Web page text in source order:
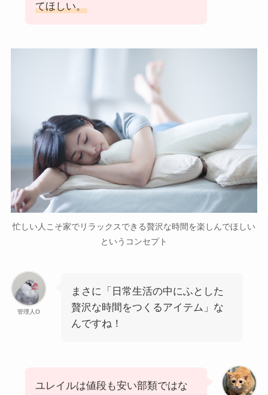
てほしい。
忙しい人こそ家でリラックスできる贅沢な時間を楽しんでほしい
というコンセプト
管理人O
まさに「日常生活の中にふとした
贅沢な時間をつくるアイテム」な
んですね！
ユレイルは値段も安い部類ではな